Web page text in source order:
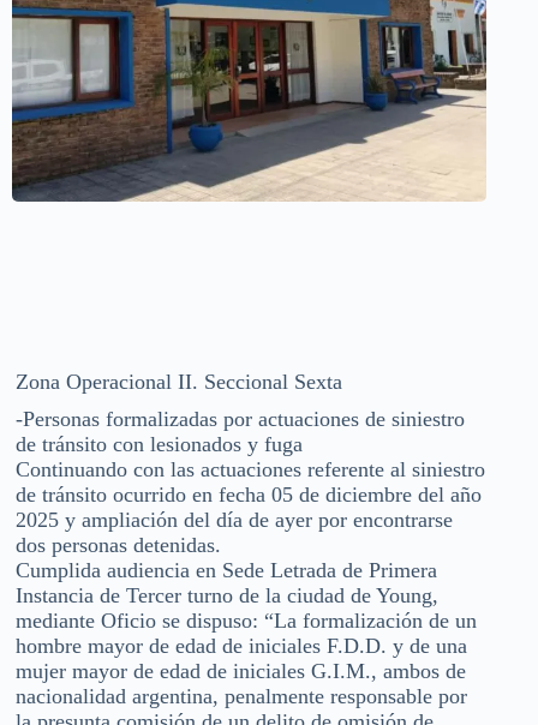
Zona Operacional II. Seccional Sexta
-Personas formalizadas por actuaciones de siniestro
de tránsito con lesionados y fuga
Continuando con las actuaciones referente al siniestro
de tránsito ocurrido en fecha 05 de diciembre del año
2025 y ampliación del día de ayer por encontrarse
dos personas detenidas.
Cumplida audiencia en Sede Letrada de Primera
Instancia de Tercer turno de la ciudad de Young,
mediante Oficio se dispuso: “La formalización de un
hombre mayor de edad de iniciales F.D.D. y de una
mujer mayor de edad de iniciales G.I.M., ambos de
nacionalidad argentina, penalmente responsable por